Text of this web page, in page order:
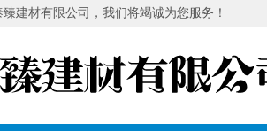
建材有限公司，我们将竭诚为您服务！